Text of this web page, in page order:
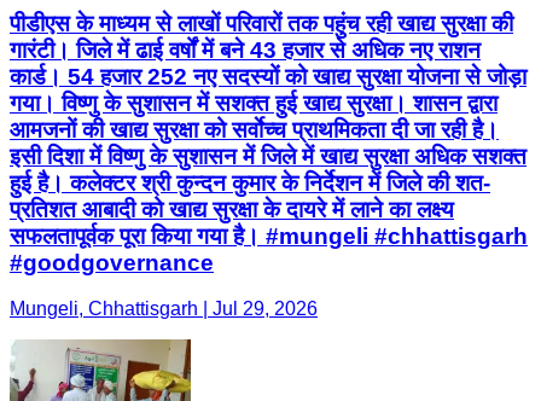
पीडीएस के माध्यम से लाखों परिवारों तक पहुंच रही खाद्य सुरक्षा की
गारंटी। जिले में ढाई वर्षों में बने 43 हजार से अधिक नए राशन
कार्ड। 54 हजार 252 नए सदस्यों को खाद्य सुरक्षा योजना से जोड़ा
गया। विष्णु के सुशासन में सशक्त हुई खाद्य सुरक्षा। शासन द्वारा
आमजनों की खाद्य सुरक्षा को सर्वाेच्च प्राथमिकता दी जा रही है।
इसी दिशा में विष्णु के सुशासन में जिले में खाद्य सुरक्षा अधिक सशक्त
हुई है। कलेक्टर श्री कुन्दन कुमार के निर्देशन में जिले की शत-
प्रतिशत आबादी को खाद्य सुरक्षा के दायरे में लाने का लक्ष्य
सफलतापूर्वक पूरा किया गया है। #mungeli #chhattisgarh
#goodgovernance
Mungeli, Chhattisgarh | Jul 29, 2026